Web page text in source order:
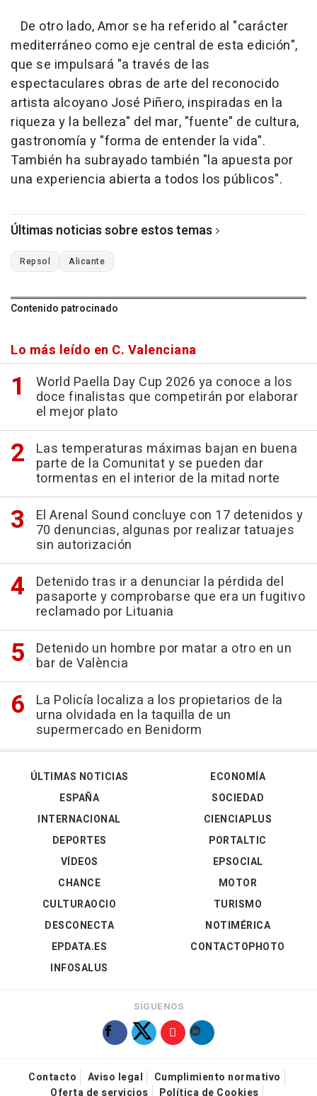
De otro lado, Amor se ha referido al "carácter
mediterráneo como eje central de esta edición",
que se impulsará "a través de las
espectaculares obras de arte del reconocido
artista alcoyano José Piñero, inspiradas en la
riqueza y la belleza" del mar, "fuente" de cultura,
gastronomía y "forma de entender la vida".
También ha subrayado también "la apuesta por
una experiencia abierta a todos los públicos".
Últimas noticias sobre estos temas
Repsol Alicante
Contenido patrocinado
Lo más leído en C. Valenciana
World Paella Day Cup 2026 ya conoce a los
doce finalistas que competirán por elaborar
el mejor plato
Las temperaturas máximas bajan en buena
parte de la Comunitat y se pueden dar
tormentas en el interior de la mitad norte
El Arenal Sound concluye con 17 detenidos y
70 denuncias, algunas por realizar tatuajes
sin autorización
Detenido tras ir a denunciar la pérdida del
pasaporte y comprobarse que era un fugitivo
reclamado por Lituania
Detenido un hombre por matar a otro en un
bar de València
La Policía localiza a los propietarios de la
urna olvidada en la taquilla de un
supermercado en Benidorm
ÚLTIMAS NOTICIAS
ESPAÑA
INTERNACIONAL
DEPORTES
VÍDEOS
ECONOMÍA
SOCIEDAD
CIENCIAPLUS
PORTALTIC
EPSOCIAL
CHANCE
CULTURAOCIO
DESCONECTA
EPDATA.ES
INFOSALUS
MOTOR
TURISMO
NOTIMÉRICA
CONTACTOPHOTO
SÍGUENOS
Contacto Aviso legal
Cumplimiento normativo
Oferta de servicios
Política de Cookies